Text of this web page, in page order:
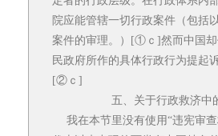
院应能管辖一切行政案件（包
案件的审理。）[①ｃ]然而中国却
民政府所作的具体行政行为提起
[②ｃ]
五、关于行政救济中的
我在本节里没有使用“违宪审查